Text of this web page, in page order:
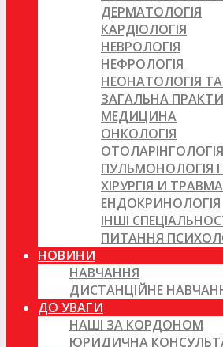
ДЕРМАТОЛОГІЯ
КАРДІОЛОГІЯ
НЕВРОЛОГІЯ
НЕФРОЛОГІЯ
НЕОНАТОЛОГІЯ ТА
ЗАГАЛЬНА
МЕДИЦИНА
ОНКОЛОГІЯ
ОТОЛАРІНГОЛОГІЯ
ПУЛЬМОНОЛОГІЯ
ХІРУРГІЯ И
ЕНДОКРИНОЛОГІЯ
ІНШІ
ПИТАННЯ
НОВИНИ
НАВЧАННЯ
ДИСТАНЦІЙНЕ
ДО УВАГИ
НАШІ ЗА КОРДОНОМ
ЮРИДИЧНА